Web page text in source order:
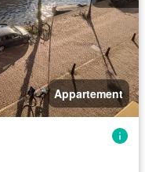
Appartement